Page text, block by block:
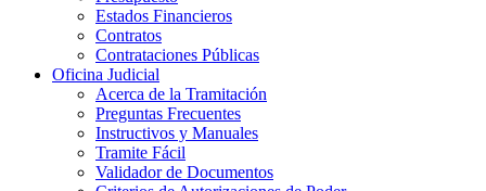
Estados Financieros
Contratos
Contrataciones Públicas
Oficina Judicial
Acerca de la Tramitación
Preguntas Frecuentes
Instructivos y Manuales
Tramite Fácil
Validador de Documentos